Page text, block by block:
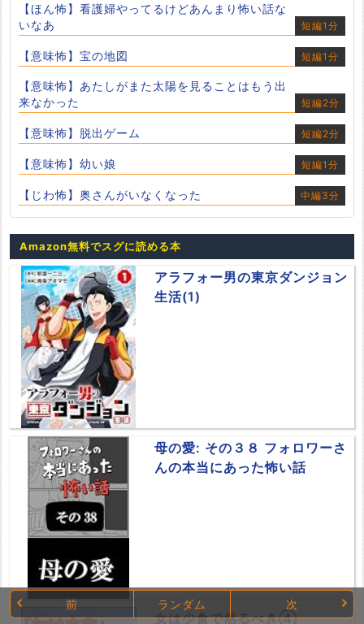
【ほん怖】看護婦やってるけどあんまり怖い話な
いなあ
短編1分
【意味怖】宝の地図 短編1分
【意味怖】あたしがまた太陽を見ることはもう出
来なかった
短編2分
【意味怖】脱出ゲーム 短編2分
【意味怖】幼い娘 短編1分
【じわ怖】奥さんがいなくなった 中編3分
Amazon無料でスグに読める本
アラフォー男の東京ダンジョン
生活(1)
母の愛: その３８ フォロワーさ
んの本当にあった怖い話
女は少食で然るべき④
前 ランダム 次